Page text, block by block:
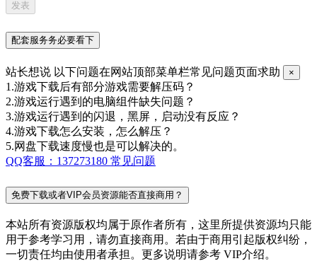
配套服务务必要看下
站长想说 以下问题在网站顶部菜单栏常见问题页面求助 ×
1.游戏下载后有部分游戏需要解压码？
2.游戏运行遇到的电脑组件缺失问题？
3.游戏运行遇到的闪退，黑屏，启动没有反应？
4.游戏下载怎么安装，怎么解压？
5.网盘下载速度慢也是可以解决的。
QQ客服：137273180 常见问题
免费下载或者VIP会员资源能否直接商用？
本站所有资源版权均属于原作者所有，这里所提供资源均只能
用于参考学习用，请勿直接商用。若由于商用引起版权纠纷，
一切责任均由使用者承担。更多说明请参考 VIP介绍。